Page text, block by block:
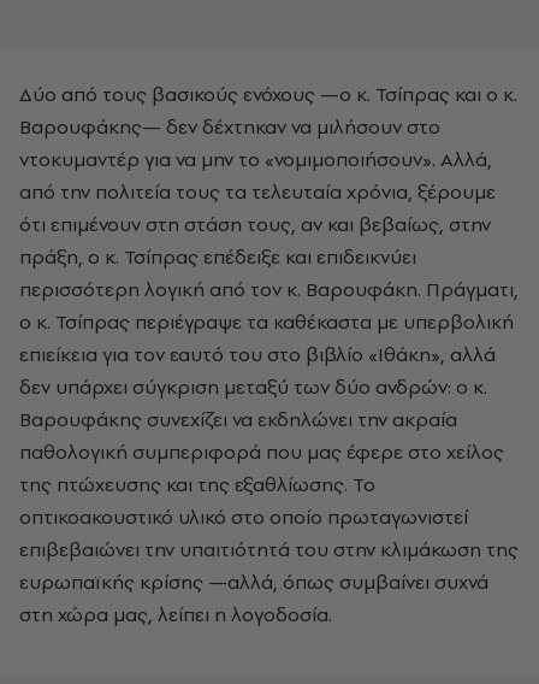
Δύο από τους βασικούς ενόχους —ο κ. Τσίπρας και ο κ.
Βαρουφάκης— δεν δέχτηκαν να μιλήσουν στο
ντοκυμαντέρ για να μην το «νομιμοποιήσουν». Αλλά,
από την πολιτεία τους τα τελευταία χρόνια, ξέρουμε
ότι επιμένουν στη στάση τους, αν και βεβαίως, στην
πράξη, ο κ. Τσίπρας επέδειξε και επιδεικνύει
περισσότερη λογική από τον κ. Βαρουφάκη. Πράγματι,
ο κ. Τσίπρας περιέγραψε τα καθέκαστα με υπερβολική
επιείκεια για τον εαυτό του στο βιβλίο «Ιθάκη», αλλά
δεν υπάρχει σύγκριση μεταξύ των δύο ανδρών: ο κ.
Βαρουφάκης συνεχίζει να εκδηλώνει την ακραία
παθολογική συμπεριφορά που μας έφερε στο χείλος
της πτώχευσης και της εξαθλίωσης. Το
οπτικοακουστικό υλικό στο οποίο πρωταγωνιστεί
επιβεβαιώνει την υπαιτιότητά του στην κλιμάκωση της
ευρωπαϊκής κρίσης —αλλά, όπως συμβαίνει συχνά
στη χώρα μας, λείπει η λογοδοσία.